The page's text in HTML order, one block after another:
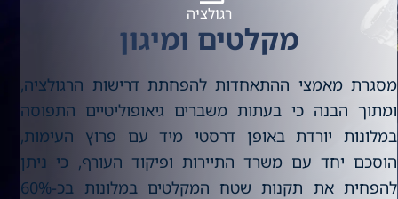
רגולציה
מקלטים ומיגון
מסגרת מאמצי ההתאחדות להפחתת דרישות הרגולציה,
ומתוך הבנה כי בעתות משברים גיאופוליטיים התפוסה
במלונות יורדת באופן דרסטי מיד עם פרוץ העימות,
הוסכם יחד עם משרד התיירות ופיקוד העורף, כי ניתן
להפחית את תקנות שטח המקלטים במלונות בכ-60%